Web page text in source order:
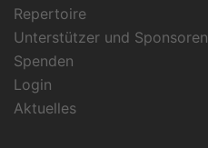
Repertoire
Unterstützer und Sponsoren
Spenden
Login
Aktuelles